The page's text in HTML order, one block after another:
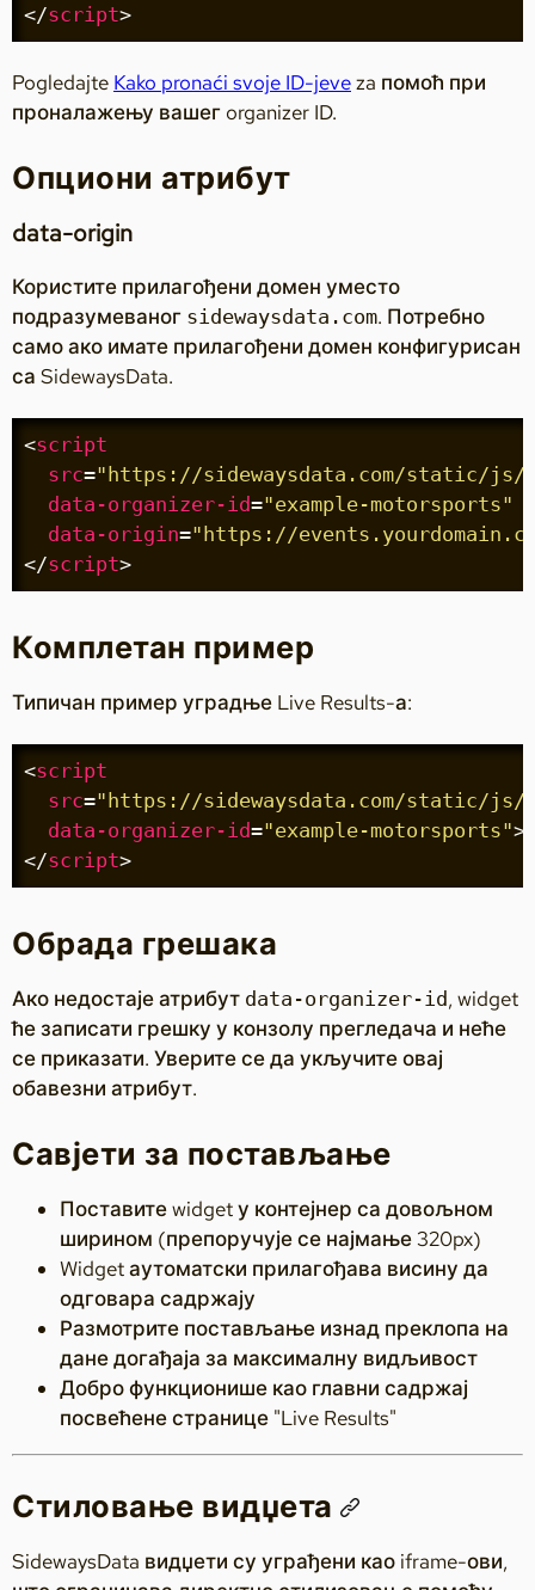
</script>
Pogledajte Kako pronaći svoje ID-jeveza помоћ при
проналажењу вашег organizer ID.
Опциони атрибут
data-origin
Користите прилагођени домен уместо
подразумеваног sidewaysdata.com. Потребно
само ако имате прилагођени домен конфигурисан
са SidewaysData.
<script
src="https://sidewaysdata.com/static/js/
data-organizer-id="example-motorsports"
data-origin="https://
</script>
Комплетан пример
Типичан пример уградње Live Results-а:
<script
src="https://sidewaysdata.com/static/js/
data-organizer-id="example-motorsports">
</script>
Обрада грешака
Ако недостаје атрибут data-organizer-id, widget
ће записати грешку у конзолу прегледача и неће
се приказати. Уверите се да укључите овај
обавезни атрибут.
Савјети за постављање
Поставите widget у контејнер са довољном
ширином (препоручује се најмање 320px)
Widget аутоматски прилагођава висину да
одговара садржају
Размотрите постављање изнад преклопа на
дане догађаја за максималну видљивост
Добро функционише као главни садржај
посвећене странице "Live Results"
Стиловање видџета
SidewaysData видџети су уграђени као iframe-ови,